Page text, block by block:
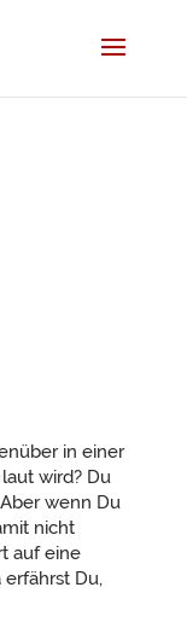
in einer
wird? Du
wenn Du
nicht
auf eine
Du,